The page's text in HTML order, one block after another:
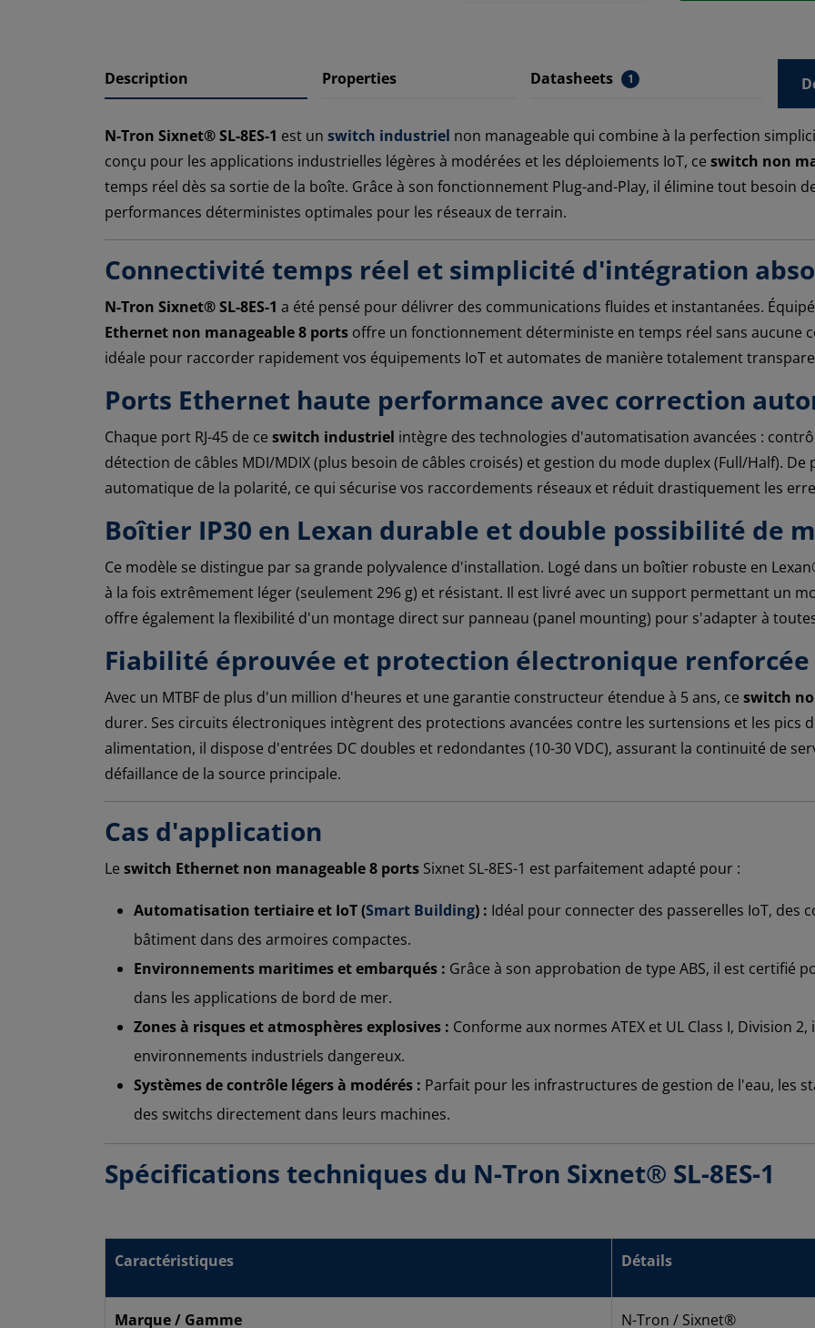
Description Properties Datasheets 1
N-Tron Sixnet® SL-8ES-1 est un switch industriel non manageable qui combine à la perfection
conçu pour les applications industrielles légères à modérées et les déploiements IoT, ce switch non
temps réel dès sa sortie de la boîte. Grâce à son fonctionnement Plug-and-Play, il élimine tout besoin
performances déterministes optimales pour les réseaux de terrain.
Connectivité temps réel et simplicité d'intégration
N-Tron Sixnet® SL-8ES-1 a été pensé pour délivrer des communications fluides et instantanées. Équipé
Ethernet non manageable 8 ports offre un fonctionnement déterministe en temps réel sans aucune
idéale pour raccorder rapidement vos équipements IoT et automates de manière totalement
Ports Ethernet haute performance avec correction
Chaque port RJ-45 de ce switch industriel intègre des technologies d'automatisation avancées :
détection de câbles MDI/MDIX (plus besoin de câbles croisés) et gestion du mode duplex (Full/Half).
automatique de la polarité, ce qui sécurise vos raccordements réseaux et réduit drastiquement les
Boîtier IP30 en Lexan durable et double possibilité de
Ce modèle se distingue par sa grande polyvalence d'installation. Logé dans un boîtier robuste en
à la fois extrêmement léger (seulement 296 g) et résistant. Il est livré avec un support permettant un
offre également la flexibilité d'un montage direct sur panneau (panel mounting) pour s'adapter à
Fiabilité éprouvée et protection électronique renforcée
Avec un MTBF de plus d'un million d'heures et une garantie constructeur étendue à 5 ans, ce switch
durer. Ses circuits électroniques intègrent des protections avancées contre les surtensions et les pics
alimentation, il dispose d'entrées DC doubles et redondantes (10-30 VDC), assurant la continuité de
défaillance de la source principale.
Cas d'application
Le switch Ethernet non manageable 8 ports Sixnet SL-8ES-1 est parfaitement adapté pour :
Automatisation tertiaire et IoT (Smart Building) : Idéal pour connecter des passerelles IoT,
bâtiment dans des armoires compactes.
Environnements maritimes et embarqués : Grâce à son approbation de type ABS, il est certifié
dans les applications de bord de mer.
Zones à risques et atmosphères explosives : Conforme aux normes ATEX et UL Class I, Division
environnements industriels dangereux.
Systèmes de contrôle légers à modérés : Parfait pour les infrastructures de gestion de l'eau, les
des switchs directement dans leurs machines.
Spécifications techniques du N-Tron Sixnet® SL-8ES-1
Caractéristiques Détails
Marque / Gamme N-Tron / Sixnet®